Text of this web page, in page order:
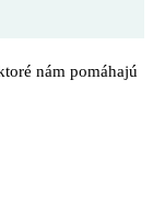
nám pomáhajú